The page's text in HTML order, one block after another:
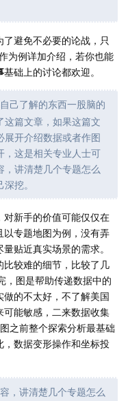
避免不必要的论战，只
为例详加介绍，若你也能
基础上的讨论都欢迎。
己了解的东西一股脑的
这篇文章，如果这篇文
展开介绍数据或者作图
，这是相关专业人士可
，讲清楚几个专题怎么
挖。
新手的价值可能仅仅在
以专题地图为例，没有弄
贴近真实场景的需求。
较难的细节，比较了几
，图是帮助传递数据中的
的不太好，不了解美国
能敏感，二来数据收集
之前整个探索分析最基础
数据变形操作和坐标投
，讲清楚几个专题怎么